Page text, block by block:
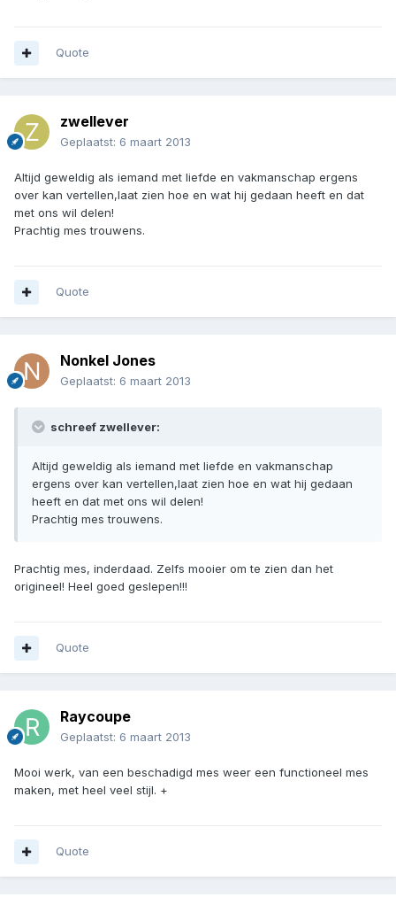
Quote
zwellever
Geplaatst: 6 maart 2013
Altijd geweldig als iemand met liefde en vakmanschap ergens
over kan vertellen,laat zien hoe en wat hij gedaan heeft en dat
met ons wil delen!
Prachtig mes trouwens.
Quote
Nonkel Jones
Geplaatst: 6 maart 2013
schreef zwellever:
Altijd geweldig als iemand met liefde en vakmanschap
ergens over kan vertellen,laat zien hoe en wat hij gedaan
heeft en dat met ons wil delen!
Prachtig mes trouwens.
Prachtig mes, inderdaad. Zelfs mooier om te zien dan het
origineel! Heel goed geslepen!!!
Quote
Raycoupe
Geplaatst: 6 maart 2013
Mooi werk, van een beschadigd mes weer een functioneel mes
maken, met heel veel stijl. +
Quote